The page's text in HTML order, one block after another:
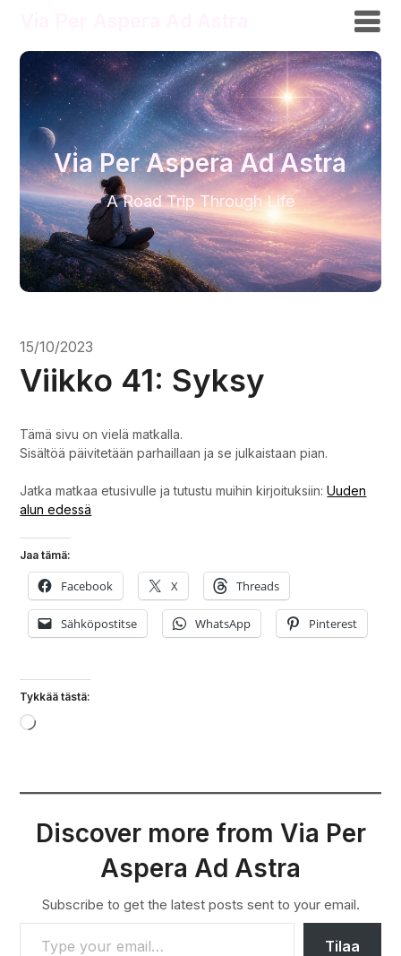
Via Per Aspera Ad Astra
A Road Trip Through Life
15/10/2023
Viikko 41: Syksy
Tämä sivu on vielä matkalla.
Sisältöä päivitetään parhaillaan ja se julkaistaan pian.
Jatka matkaa etusivulle ja tutustu muihin kirjoituksiin:Uuden
alun edessä
Jaa tämä:
Facebook X Threads
Sähköpostitse WhatsApp Pinterest
Tykkää tästä:
Loading…
Discover more from Via Per
Aspera Ad Astra
Subscribe to get the latest posts sent to your email.
TYPE YOUR EMAIL…
Tilaa